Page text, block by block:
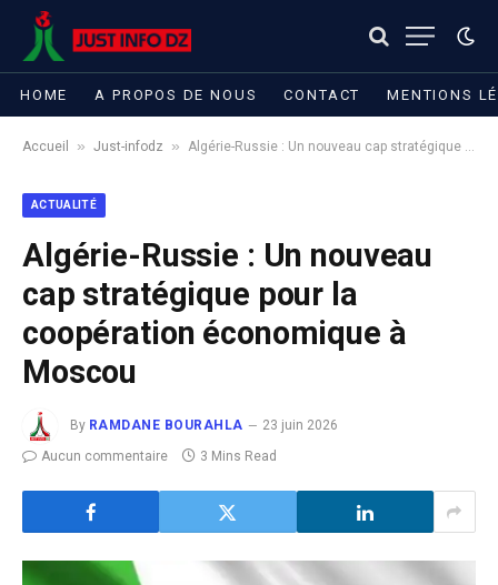
HOME A PROPOS DE NOUS CONTACT MENTIONS
Accueil » Just-infodz » Algérie-Russie : Un nouveau cap stratégique pour la coopération économique à Moscou
ACTUALITÉ
Algérie-Russie : Un nouveau
cap stratégique pour la
coopération économique à
Moscou
By RAMDANE BOURAHLA
23 juin 2026
Aucun commentaire
3 Mins Read